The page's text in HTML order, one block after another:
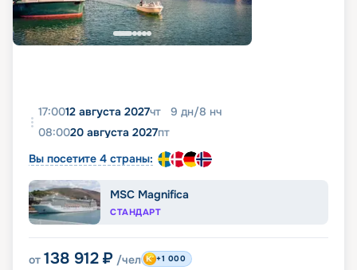
17:0012 августа 2027чт 9 дн/8 нч
08:0020 августа 2027пт
Вы посетите 4 страны:
MSC Magnifica
СТАНДАРТ
от 138 912 ₽ /чел +1 000